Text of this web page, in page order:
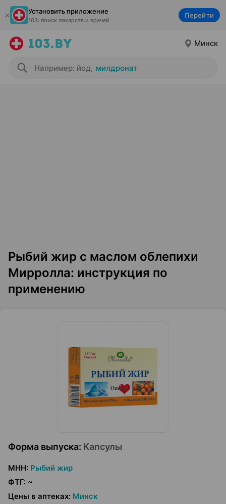
Установить приложение
103: поиск лекарств и врачей
Перейти
Минск
Например: йод, милдронат
Рыбий жир с маслом облепихи
Мирролла: инструкция по
применению
Форма выпуска: Капсулы
МНН: Рыбий жир
ФТГ: ~
Цены в аптеках: Минск